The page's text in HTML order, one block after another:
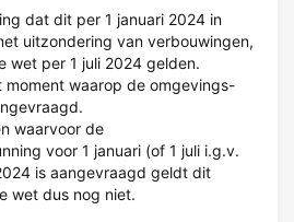
dat dit per 1 januari 2024 in
uitzondering van verbouwingen,
wet per 1 juli 2024 gelden.
moment waarop de omgevings-
waarvoor de
voor 1 januari (of 1 juli i.g.v.
is aangevraagd geldt dit
wet dus nog niet.